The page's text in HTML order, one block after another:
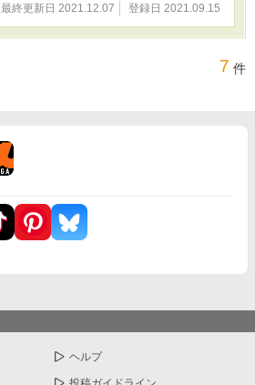
最終更新日 2021.12.07 登録日 2021.09.15
7 件
ヘルプ